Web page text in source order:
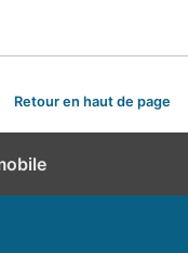
Retour en haut de page